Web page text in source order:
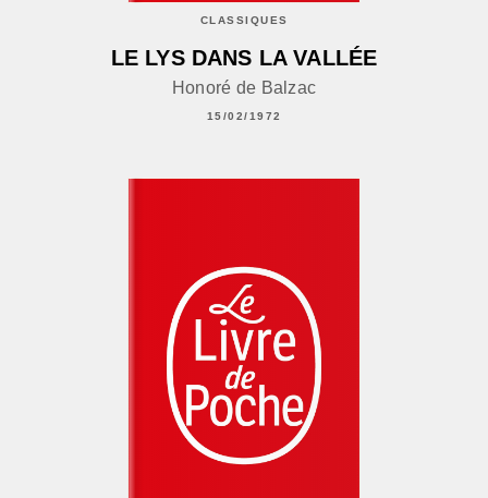
CLASSIQUES
LE LYS DANS LA VALLÉE
Honoré de Balzac
15/02/1972